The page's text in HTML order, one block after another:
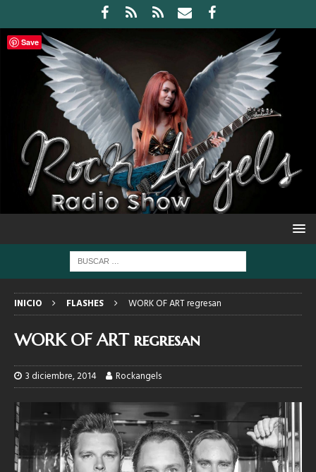
INICIO FLASHES WORK OF ART regresan
WORK OF ART regresan
3 diciembre, 2014 Rockangels
Save